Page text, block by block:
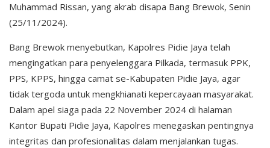
Muhammad Rissan, yang akrab disapa Bang Brewok, Senin
(25/11/2024).
Bang Brewok menyebutkan, Kapolres Pidie Jaya telah
mengingatkan para penyelenggara Pilkada, termasuk PPK,
PPS, KPPS, hingga camat se-Kabupaten Pidie Jaya, agar
tidak tergoda untuk mengkhianati kepercayaan masyarakat.
Dalam apel siaga pada 22 November 2024 di halaman
Kantor Bupati Pidie Jaya, Kapolres menegaskan pentingnya
integritas dan profesionalitas dalam menjalankan tugas.